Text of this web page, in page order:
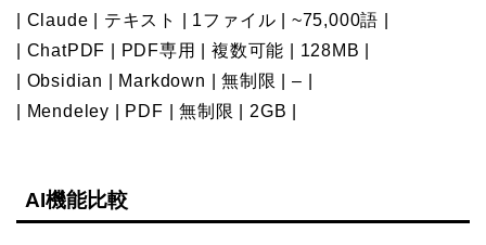
| Claude | テキスト | 1ファイル | ~75,000語 |
| ChatPDF | PDF専用 | 複数可能 | 128MB |
| Obsidian | Markdown | 無制限 | – |
| Mendeley | PDF | 無制限 | 2GB |
AI機能比較